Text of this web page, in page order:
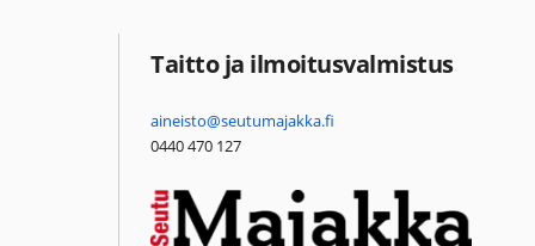
Taitto ja ilmoitusvalmistus
aineisto@seutumajakka.fi
0440 470 127